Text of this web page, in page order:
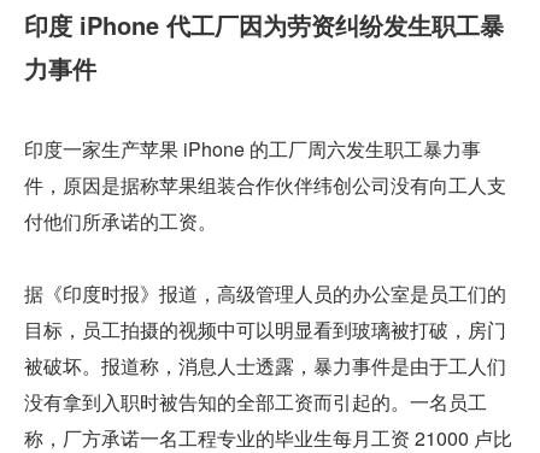
印度 iPhone 代工厂因为劳资纠纷发生职工暴
力事件
印度一家生产苹果 iPhone 的工厂周六发生职工暴力事
件，原因是据称苹果组装合作伙伴纬创公司没有向工人支
付他们所承诺的工资。
据《印度时报》报道，高级管理人员的办公室是员工们的
目标，员工拍摄的视频中可以明显看到玻璃被打破，房门
被破坏。报道称，消息人士透露，暴力事件是由于工人们
没有拿到入职时被告知的全部工资而引起的。一名员工
称，厂方承诺一名工程专业的毕业生每月工资 21000 卢比